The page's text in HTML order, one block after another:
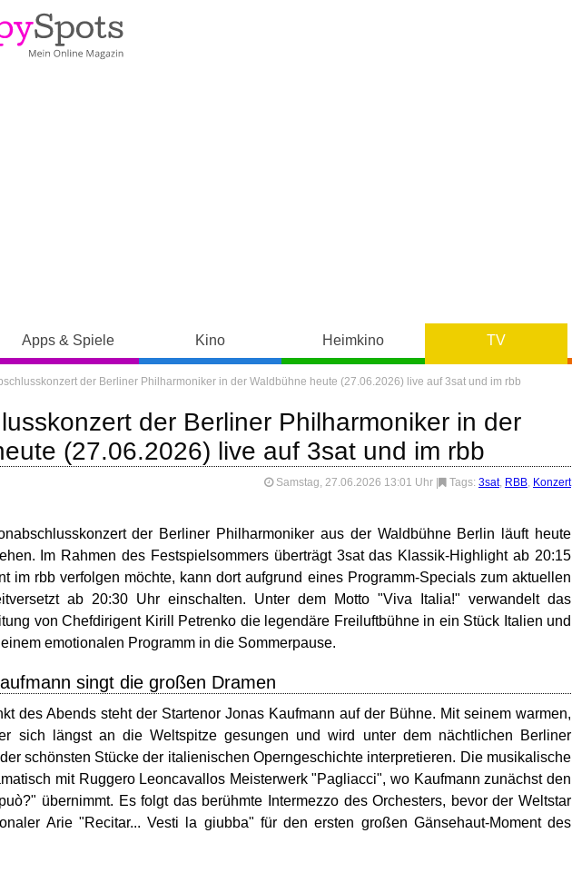
Apps & Spiele Kino Heimkino TV
der Berliner Philharmoniker in der Waldbühne heute (27.06.2026) live auf 3sat und im rbb
der Berliner Philharmoniker in der
(27.06.2026) live auf 3sat und im rbb
Samstag, 27.06.2026 13:01 Uhr Tags: 3sat, RBB, Konzert
der Berliner Philharmoniker aus der Waldbühne Berlin läuft heute
Im Rahmen des Festspielsommers überträgt 3sat das Klassik-Highlight ab 20:15
im rbb verfolgen möchte, kann dort aufgrund eines Programm-Specials zum aktuellen
ab 20:30 Uhr einschalten. Unter dem Motto "Viva Italia!" verwandelt das
von Chefdirigent Kirill Petrenko die legendäre Freiluftbühne in ein Stück Italien und
emotionalen Programm in die Sommerpause.
singt die großen Dramen
des Abends steht der Startenor Jonas Kaufmann auf der Bühne. Mit seinem warmen,
sich längst an die Weltspitze gesungen und wird unter dem nächtlichen Berliner
schönsten Stücke der italienischen Operngeschichte interpretieren. Die musikalische
mit Ruggero Leoncavallos Meisterwerk "Pagliacci", wo Kaufmann zunächst den
übernimmt. Es folgt das berühmte Intermezzo des Orchesters, bevor der Weltstar
Arie "Recitar... Vesti la giubba" für den ersten großen Gänsehaut-Moment des